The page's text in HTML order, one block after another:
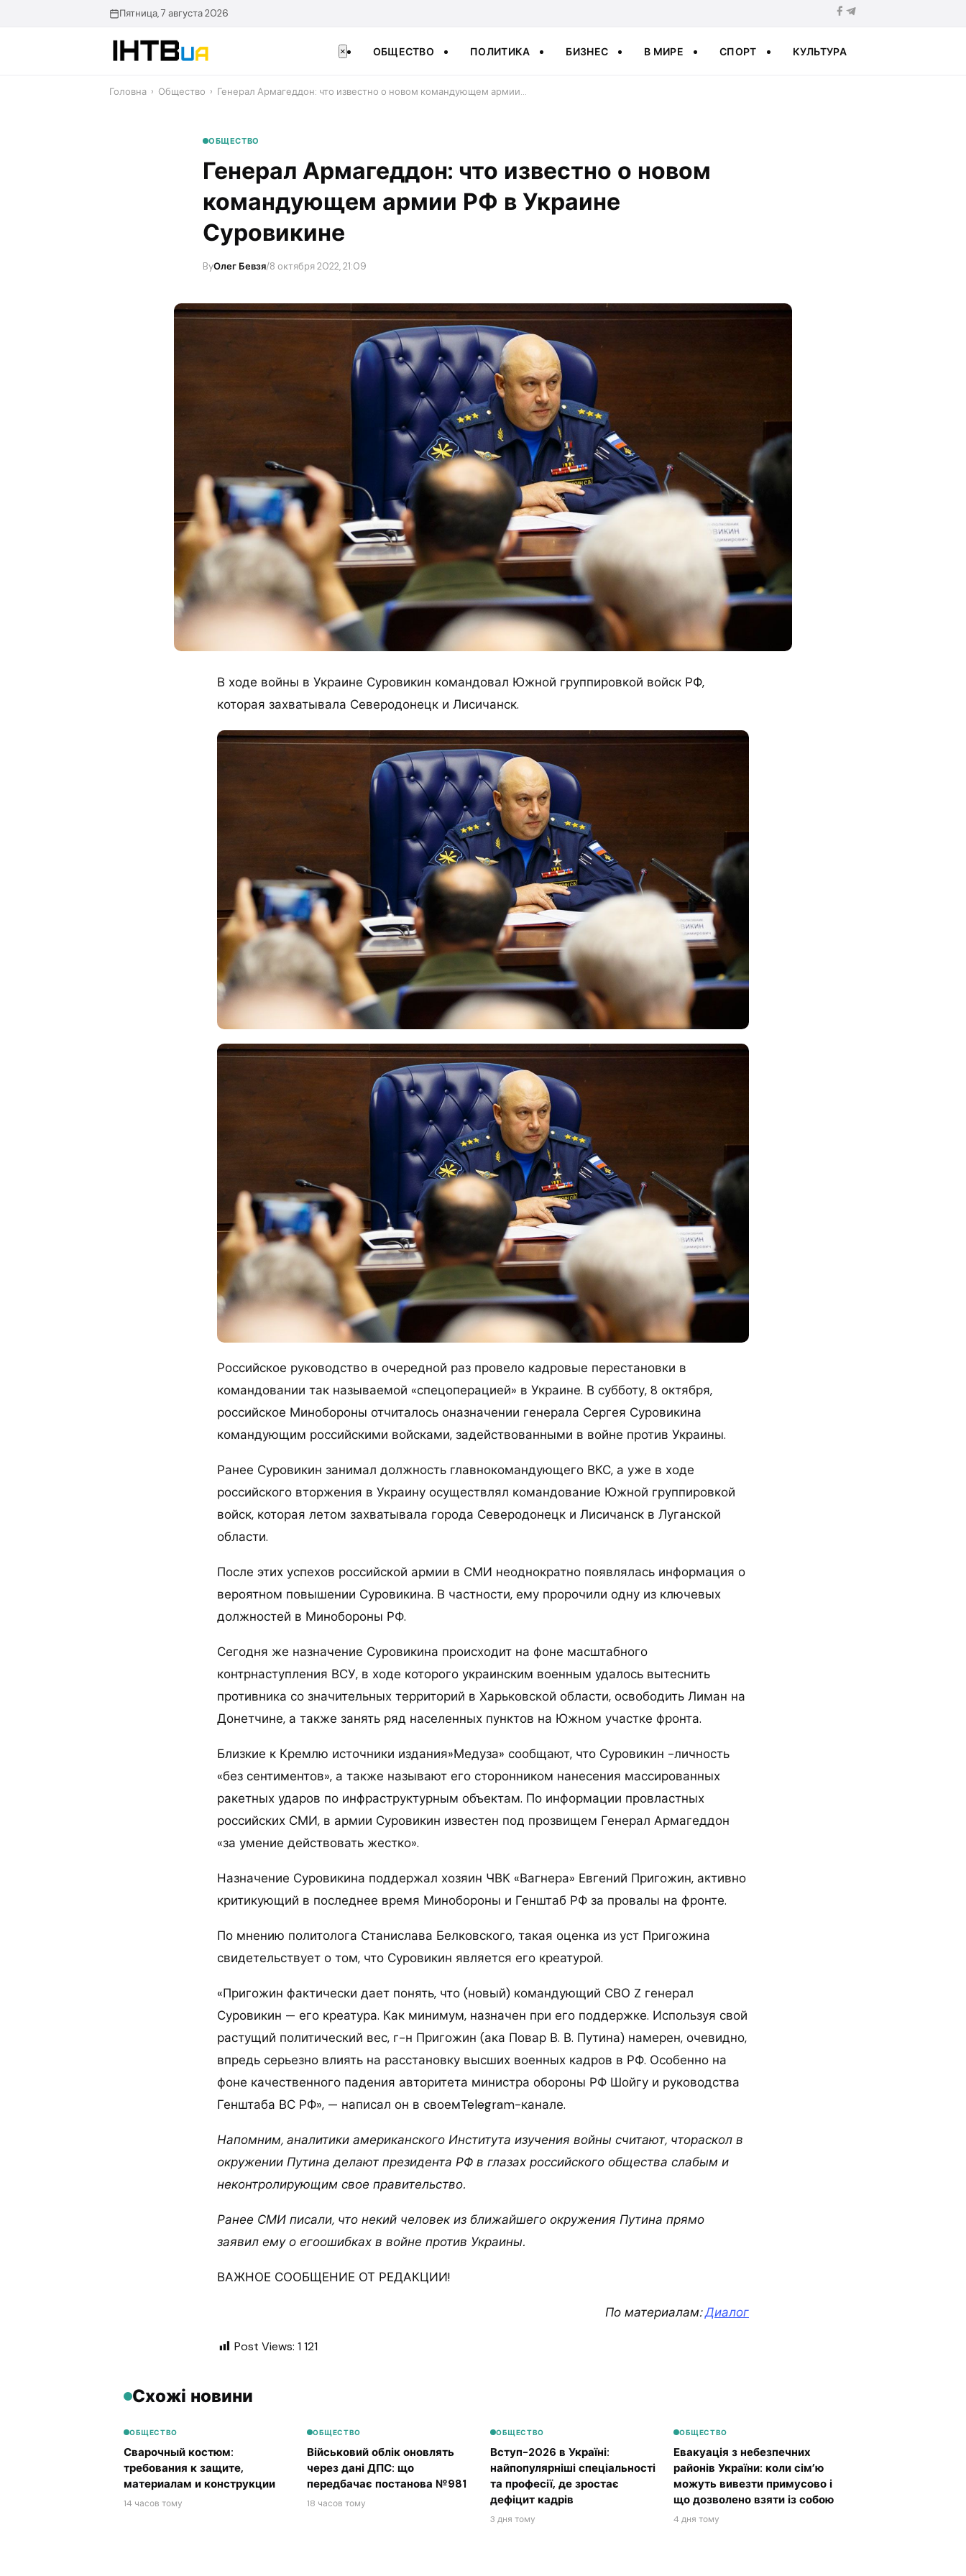
Пятница, 7 августа 2026
× ОБЩЕСТВО ПОЛИТИКА БИЗНЕС В МИРЕ СПОРТ КУЛЬТУРА
Головна › Общество › Генерал Армагеддон: что известно о новом командующем армии…
ОБЩЕСТВО
Генерал Армагеддон: что известно о новом
командующем армии РФ в Украине
Суровикине
ByОлег Бевзя/8 октября 2022, 21:09
В ходе войны в Украине Суровикин командовал Южной группировкой войск РФ,
которая захватывала Северодонецк и Лисичанск.
Российское руководство в очередной раз провело кадровые перестановки в
командовании так называемой «спецоперацией» в Украине. В субботу, 8 октября,
российское Минобороны отчиталось оназначении генерала Сергея Суровикина
командующим российскими войсками, задействованными в войне против Украины.
Ранее Суровикин занимал должность главнокомандующего ВКС, а уже в ходе
российского вторжения в Украину осуществлял командование Южной группировкой
войск, которая летом захватывала города Северодонецк и Лисичанск в Луганской
области.
После этих успехов российской армии в СМИ неоднократно появлялась информация о
вероятном повышении Суровикина. В частности, ему пророчили одну из ключевых
должностей в Минобороны РФ.
Сегодня же назначение Суровикина происходит на фоне масштабного
контрнаступления ВСУ, в ходе которого украинским военным удалось вытеснить
противника со значительных территорий в Харьковской области, освободить Лиман на
Донетчине, а также занять ряд населенных пунктов на Южном участке фронта.
Близкие к Кремлю источники издания»Медуза» сообщают, что Суровикин -личность
«без сентиментов», а также называют его сторонником нанесения массированных
ракетных ударов по инфраструктурным объектам. По информации провластных
российских СМИ, в армии Суровикин известен под прозвищем Генерал Армагеддон
«за умение действовать жестко».
Назначение Суровикина поддержал хозяин ЧВК «Вагнера» Евгений Пригожин, активно
критикующий в последнее время Минобороны и Генштаб РФ за провалы на фронте.
По мнению политолога Станислава Белковского, такая оценка из уст Пригожина
свидетельствует о том, что Суровикин является его креатурой.
«Пригожин фактически дает понять, что (новый) командующий СВО Z генерал
Суровикин — его креатура. Как минимум, назначен при его поддержке. Используя свой
растущий политический вес, г-н Пригожин (ака Повар В. В. Путина) намерен, очевидно,
впредь серьезно влиять на расстановку высших военных кадров в РФ. Особенно на
фоне качественного падения авторитета министра обороны РФ Шойгу и руководства
Генштаба ВС РФ», — написал он в своемTelegram-канале.
Напомним, аналитики американского Института изучения войны считают, чтораскол в
окружении Путина делают президента РФ в глазах российского общества слабым и
неконтролирующим свое правительство.
Ранее СМИ писали, что некий человек из ближайшего окружения Путина прямо
заявил ему о егоошибках в войне против Украины.
ВАЖНОЕ СООБЩЕНИЕ ОТ РЕДАКЦИИ!
По материалам:Диалог
Post Views: 1 121
Схожі новини
ОБЩЕСТВО
Сварочный костюм:
требования к защите,
материалам и конструкции
14 часов тому
ОБЩЕСТВО
Військовий облік оновлять
через дані ДПС: що
передбачає постанова №981
18 часов тому
ОБЩЕСТВО
Вступ-2026 в Україні:
найпопулярніші спеціальності
та професії, де зростає
дефіцит кадрів
3 дня тому
ОБЩЕСТВО
Евакуація з небезпечних
районів України: коли сім’ю
можуть вивезти примусово і
що дозволено взяти із собою
4 дня тому